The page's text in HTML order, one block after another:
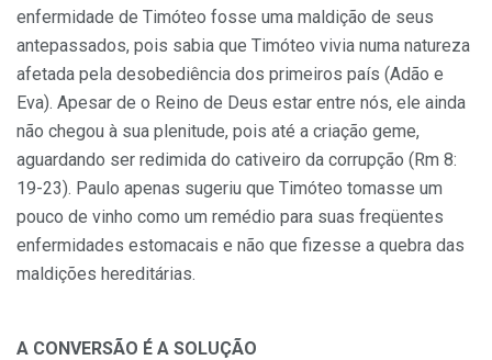
enfermidade de Timóteo fosse uma maldição de seus
antepassados, pois sabia que Timóteo vivia numa natureza
afetada pela desobediência dos primeiros país (Adão e
Eva). Apesar de o Reino de Deus estar entre nós, ele ainda
não chegou à sua plenitude, pois até a criação geme,
aguardando ser redimida do cativeiro da corrupção (Rm 8:
19-23). Paulo apenas sugeriu que Timóteo tomasse um
pouco de vinho como um remédio para suas freqüentes
enfermidades estomacais e não que fizesse a quebra das
maldições hereditárias.
A CONVERSÃO É A SOLUÇÃO